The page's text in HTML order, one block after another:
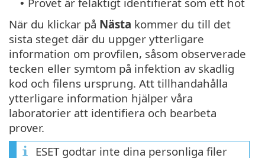
•
När du klickar på Nästa kommer du till det
sista steget där du uppger ytterligare
information om provfilen, såsom observerade
tecken eller symtom på infektion av skadlig
kod och filens ursprung. Att tillhandahålla
ytterligare information hjälper våra
laboratorier att identifiera och bearbeta
prover.
ESET godtar inte dina personliga filer